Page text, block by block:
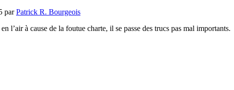
parPatrick R. Bourgeois
l’air à cause de la foutue charte, il se passe des trucs pas mal importants.